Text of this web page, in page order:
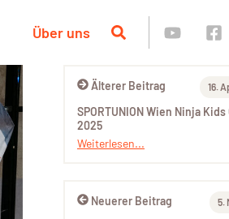
Über uns
Älterer Beitrag 16.
SPORTUNION Wien Ninja Kids
2025
Weiterlesen...
Neuerer Beitrag 5.